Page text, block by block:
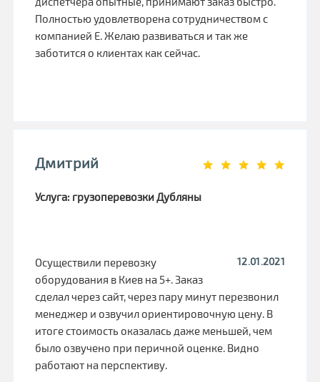
Полностью удовлетворена сотрудничеством с
компанией Е. Желаю развиваться и так же
заботится о клиентах как сейчас.
Дмитрий
Услуга: грузоперевозки Дубляны
12.01.2021
Осуществили перевозку
оборудования в Киев на 5+. Заказ
сделал через сайт, через пару минут перезвонил
менеджер и озвучил ориентировочную цену. В
итоге стоимость оказалась даже меньшей, чем
было озвучено при перичной оценке. Видно
работают на перспективу.